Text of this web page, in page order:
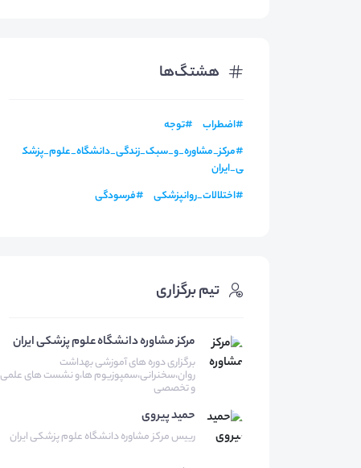
هشتگ‌ها
#اضطراب #توجه
#مرکز_مشاوره_و_سبک_زندگی_دانشگاه_علوم_پزشک
ی_ایران
#اختلالات_روانپزشکی #فرسودگی
تیم برگزاری
مرکز مشاوره دانشگاه علوم پزشکی ایران
برگزاری دوره های آموزشی بهداشت
روان،سخنرانی،سمپوزیوم ها،و نشست های علمی
و تخصصی
حمیدپیروی
رییس مرکز مشاوره دانشگاه علوم پزشکی ایران